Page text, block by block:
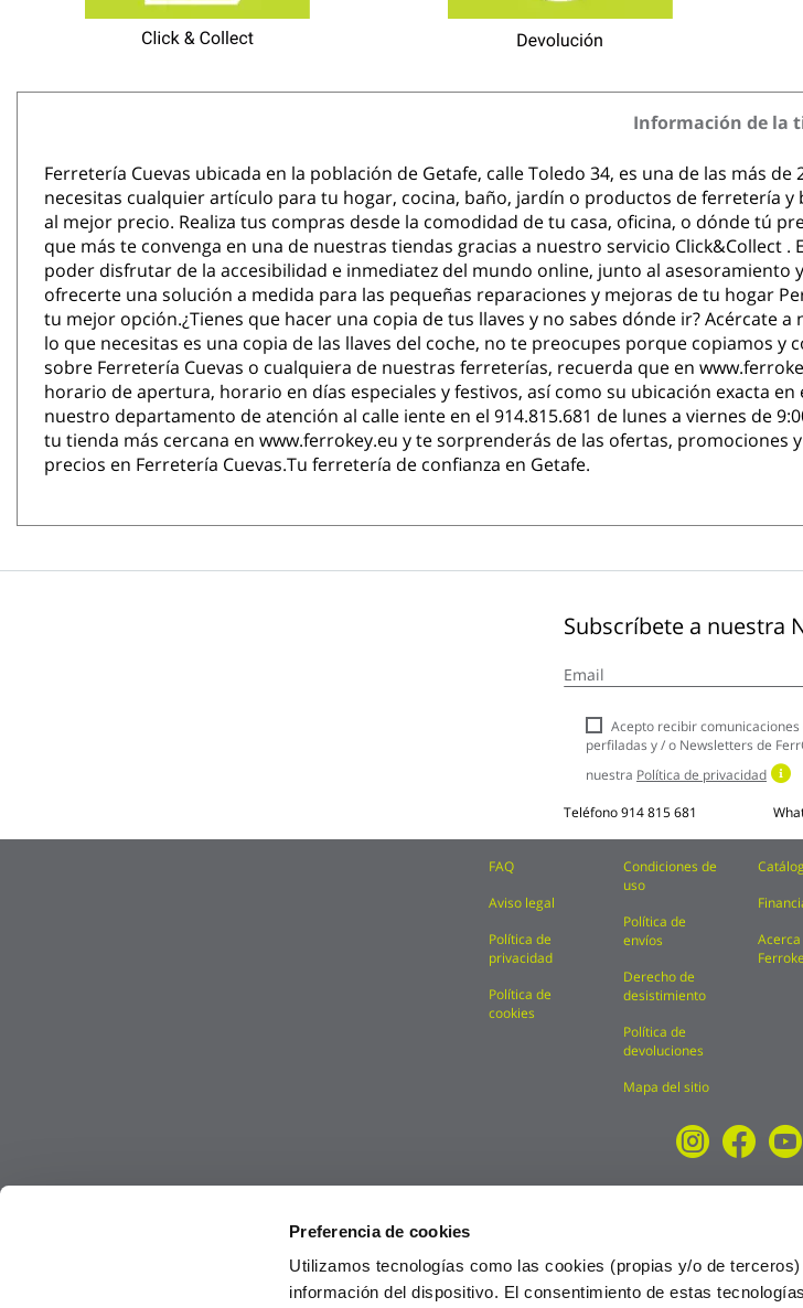
Preferencia de cookies
Utilizamos tecnologías como las cookies (propias y/o de
información del dispositivo. El consentimiento de estas
Información de la
Ferretería Cuevas ubicada en la población de Getafe, calle Toledo 34, es una de las más
necesitas cualquier artículo para tu hogar, cocina, baño, jardín o productos de ferretería
al mejor precio. Realiza tus compras desde la comodidad de tu casa, oficina, o dónde tú
que más te convenga en una de nuestras tiendas gracias a nuestro servicio Click&Collect
poder disfrutar de la accesibilidad e inmediatez del mundo online, junto al
ofrecerte una solución a medida para las pequeñas reparaciones y mejoras de tu hogar
tu mejor opción.¿Tienes que hacer una copia de tus llaves y no sabes dónde ir? Acércate
lo que necesitas es una copia de las llaves del coche, no te preocupes porque copiamos
sobre Ferretería Cuevas o cualquiera de nuestras ferreterías, recuerda que en
horario de apertura, horario en días especiales y festivos, así como su ubicación exacta
nuestro departamento de atención al calle iente en el 914.815.681 de lunes a viernes de
tu tienda más cercana en www.ferrokey.eu y te sorprenderás de las ofertas, promociones
precios en Ferretería Cuevas.Tu ferretería de confianza en Getafe.
Subscríbete a nuestra
a
boletín
noticias:
Acepto recibir
perfiladas y / o Newsletters de
nuestra Política de privacidad
Teléfono914 815 681
FAQ
Aviso legal
Política de
privacidad
Política de
cookies
Condiciones de
uso
Política de
envíos
Derecho de
desistimiento
Política de
devoluciones
Mapa del sitio
Acerca